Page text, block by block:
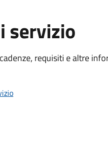
servizio
requisiti e altre